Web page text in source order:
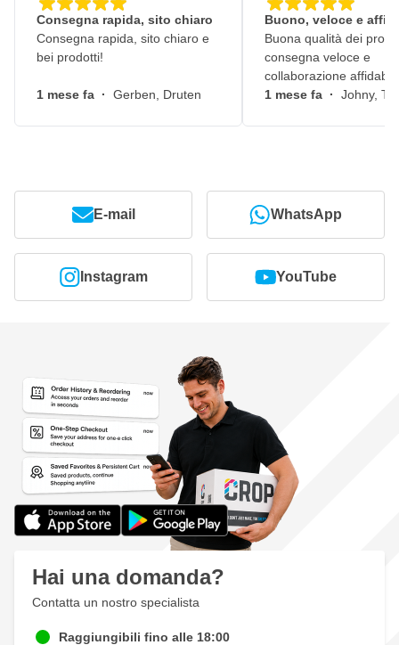
ufficiale del produttore. Una lampada SCANGRIP viene fornita
con una garanzia standard di 2 anni. Ciò significa che potete
sempre essere certi che la vostra lampada sarà riparata in
garanzia entro 2 anni nel caso in cui qualcosa vada storto.
Consegna rapida, sito chiaro
Consegna rapida, sito chiaro e
bei prodotti!
1 mese fa · Gerben, Druten
Buono, veloce e
Buona qualità dei
consegna veloce e
collaborazione
1 mese fa · Johny,
E-mail WhatsApp
Instagram YouTube
Hai una domanda?
Contatta un nostro specialista
Raggiungibili fino alle 18:00